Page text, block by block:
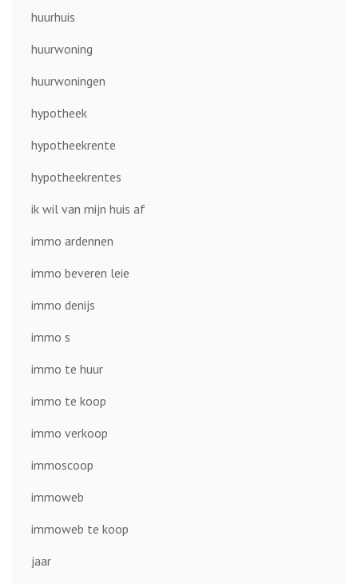
huurhuis
huurwoning
huurwoningen
hypotheek
hypotheekrente
hypotheekrentes
ik wil van mijn huis af
immo ardennen
immo beveren leie
immo denijs
immo s
immo te huur
immo te koop
immo verkoop
immoscoop
immoweb
immoweb te koop
jaar